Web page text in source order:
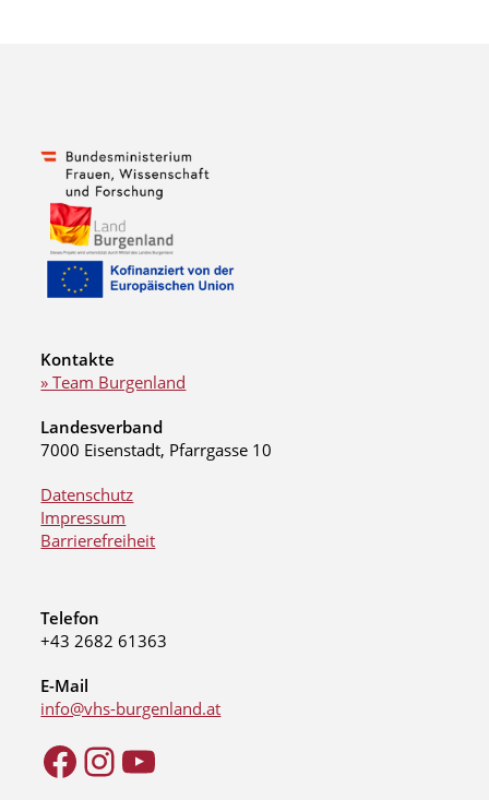
Kontakte
» Team Burgenland
Landesverband
7000 Eisenstadt, Pfarrgasse 10
Datenschutz
Impressum
Barrierefreiheit
Telefon
+43 2682 61363
E-Mail
info@vhs-burgenland.at
FacebookInstagram
YouTube